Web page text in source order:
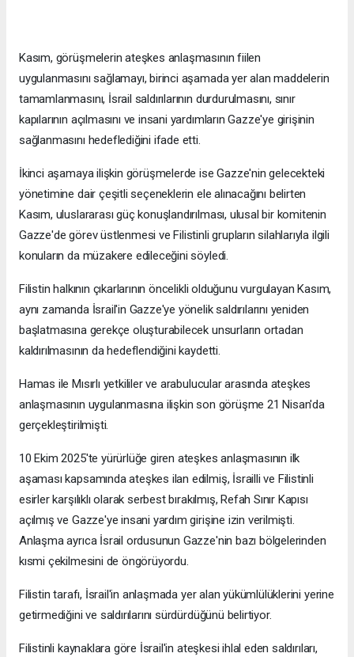
Kasım, görüşmelerin ateşkes anlaşmasının fiilen
uygulanmasını sağlamayı, birinci aşamada yer alan maddelerin
tamamlanmasını, İsrail saldırılarının durdurulmasını, sınır
kapılarının açılmasını ve insani yardımların Gazze'ye girişinin
sağlanmasını hedeflediğini ifade etti.
İkinci aşamaya ilişkin görüşmelerde ise Gazze'nin gelecekteki
yönetimine dair çeşitli seçeneklerin ele alınacağını belirten
Kasım, uluslararası güç konuşlandırılması, ulusal bir komitenin
Gazze'de görev üstlenmesi ve Filistinli grupların silahlarıyla ilgili
konuların da müzakere edileceğini söyledi.
Filistin halkının çıkarlarının öncelikli olduğunu vurgulayan Kasım,
aynı zamanda İsrail'in Gazze'ye yönelik saldırılarını yeniden
başlatmasına gerekçe oluşturabilecek unsurların ortadan
kaldırılmasının da hedeflendiğini kaydetti.
Hamas ile Mısırlı yetkililer ve arabulucular arasında ateşkes
anlaşmasının uygulanmasına ilişkin son görüşme 21 Nisan'da
gerçekleştirilmişti.
10 Ekim 2025'te yürürlüğe giren ateşkes anlaşmasının ilk
aşaması kapsamında ateşkes ilan edilmiş, İsrailli ve Filistinli
esirler karşılıklı olarak serbest bırakılmış, Refah Sınır Kapısı
açılmış ve Gazze'ye insani yardım girişine izin verilmişti.
Anlaşma ayrıca İsrail ordusunun Gazze'nin bazı bölgelerinden
kısmi çekilmesini de öngörüyordu.
Filistin tarafı, İsrail'in anlaşmada yer alan yükümlülüklerini yerine
getirmediğini ve saldırılarını sürdürdüğünü belirtiyor.
Filistinli kaynaklara göre İsrail'in ateşkesi ihlal eden saldırıları,